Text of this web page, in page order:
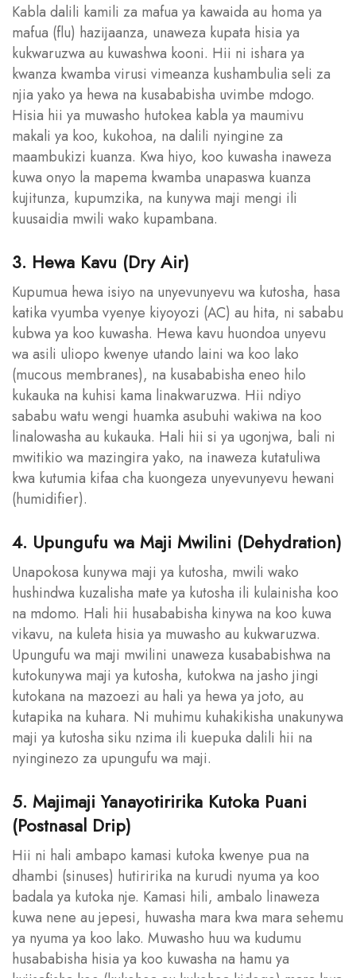
Kabla dalili kamili za mafua ya kawaida au homa ya
mafua (flu) hazijaanza, unaweza kupata hisia ya
kukwaruzwa au kuwashwa kooni. Hii ni ishara ya
kwanza kwamba virusi vimeanza kushambulia seli za
njia yako ya hewa na kusababisha uvimbe mdogo.
Hisia hii ya muwasho hutokea kabla ya maumivu
makali ya koo, kukohoa, na dalili nyingine za
maambukizi kuanza. Kwa hiyo, koo kuwasha inaweza
kuwa onyo la mapema kwamba unapaswa kuanza
kujitunza, kupumzika, na kunywa maji mengi ili
kuusaidia mwili wako kupambana.
3. Hewa Kavu (Dry Air)
Kupumua hewa isiyo na unyevunyevu wa kutosha, hasa
katika vyumba vyenye kiyoyozi (AC) au hita, ni sababu
kubwa ya koo kuwasha. Hewa kavu huondoa unyevu
wa asili uliopo kwenye utando laini wa koo lako
(mucous membranes), na kusababisha eneo hilo
kukauka na kuhisi kama linakwaruzwa. Hii ndiyo
sababu watu wengi huamka asubuhi wakiwa na koo
linalowasha au kukauka. Hali hii si ya ugonjwa, bali ni
mwitikio wa mazingira yako, na inaweza kutatuliwa
kwa kutumia kifaa cha kuongeza unyevunyevu hewani
(humidifier).
4. Upungufu wa Maji Mwilini (Dehydration)
Unapokosa kunywa maji ya kutosha, mwili wako
hushindwa kuzalisha mate ya kutosha ili kulainisha koo
na mdomo. Hali hii husababisha kinywa na koo kuwa
vikavu, na kuleta hisia ya muwasho au kukwaruzwa.
Upungufu wa maji mwilini unaweza kusababishwa na
kutokunywa maji ya kutosha, kutokwa na jasho jingi
kutokana na mazoezi au hali ya hewa ya joto, au
kutapika na kuhara. Ni muhimu kuhakikisha unakunywa
maji ya kutosha siku nzima ili kuepuka dalili hii na
nyinginezo za upungufu wa maji.
5. Majimaji Yanayotiririka Kutoka Puani
(Postnasal Drip)
Hii ni hali ambapo kamasi kutoka kwenye pua na
dhambi (sinuses) hutiririka na kurudi nyuma ya koo
badala ya kutoka nje. Kamasi hili, ambalo linaweza
kuwa nene au jepesi, huwasha mara kwa mara sehemu
ya nyuma ya koo lako. Muwasho huu wa kudumu
husababisha hisia ya koo kuwasha na hamu ya